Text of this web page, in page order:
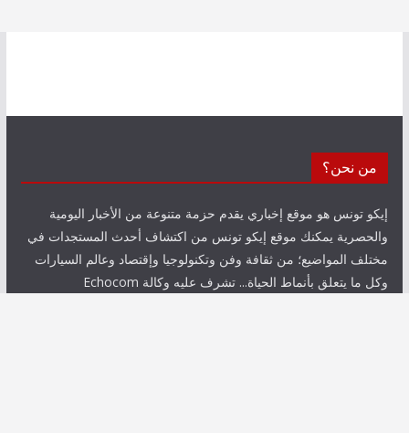
من نحن؟
إيكو تونس هو موقع إخباري يقدم حزمة متنوعة من الأخبار اليومية
والحصرية يمكنك موقع إيكو تونس من اكتشاف أحدث المستجدات في
مختلف المواضيع؛ من ثقافة وفن وتكنولوجيا وإقتصاد وعالم السيارات
وكل ما يتعلق بأنماط الحياة... تشرف عليه وكالة Echocom